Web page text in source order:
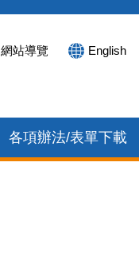
網站導覽 English
各項辦法/表單下載